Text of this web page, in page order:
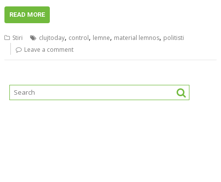
READ MORE
Stiri clujtoday, control, lemne, material lemnos, politisti
Leave a comment